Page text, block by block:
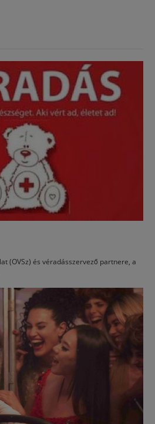
(OVSz) és véradásszervező partnere, a